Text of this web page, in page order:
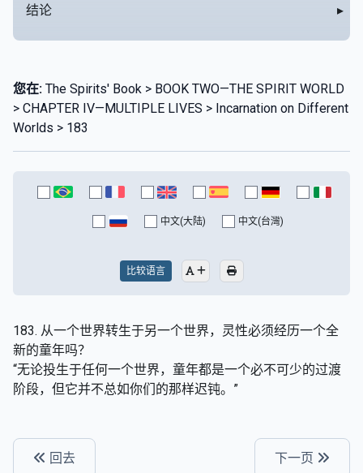
结论 ▸
您在: The Spirits' Book > BOOK TWO—THE SPIRIT WORLD
> CHAPTER IV—MULTIPLE LIVES > Incarnation on Different
Worlds > 183
中文(大陆) 中文(台灣)
比较语言
183. 从一个世界转生于另一个世界，灵性必须经历一个全
新的童年吗？
“无论投生于任何一个世界，童年都是一个必不可少的过渡
阶段，但它并不总如你们的那样迟钝。”
回去 下一页